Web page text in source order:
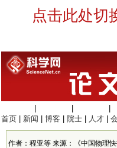
点击此处切
首页
新闻 博客 院士 人才
作者：程亚等 来源：《中国物理